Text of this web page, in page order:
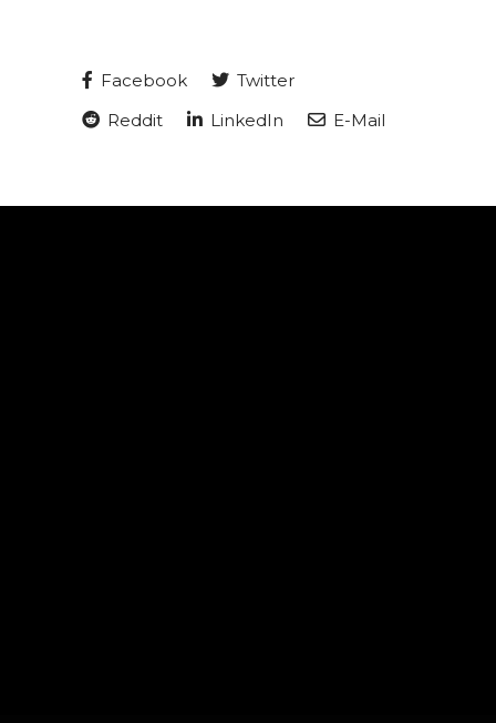
Facebook
Twitter
Reddit
LinkedIn E-Mail